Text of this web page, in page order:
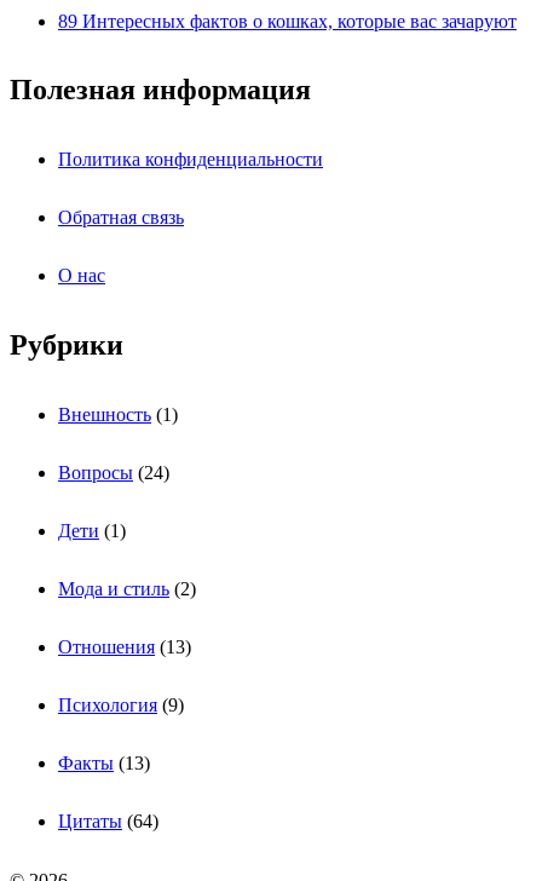
89 Интересных фактов о кошках, которые вас зачаруют
Полезная информация
Политика конфиденциальности
Обратная связь
О нас
Рубрики
Внешность (1)
Вопросы (24)
Дети (1)
Мода и стиль (2)
Отношения (13)
Психология (9)
Факты (13)
Цитаты (64)